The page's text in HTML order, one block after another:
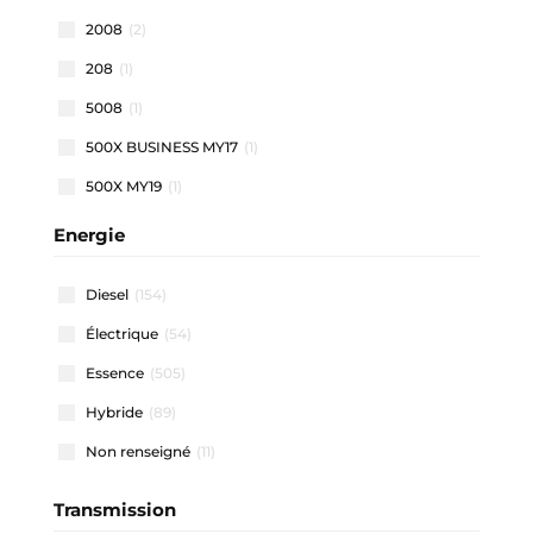
2008 (2)
208 (1)
5008 (1)
500X BUSINESS MY17 (1)
500X MY19 (1)
500X MY22
911 CARRERA COUPE
A1 ALLSTREET
A1 SPORTBACK
A3 ALLSTREET
A3 BERLINE (1)
A3 SPORTBACK
Energie
Diesel (154)
Électrique (54)
Essence (505)
Hybride (89)
Non renseigné (11)
Transmission